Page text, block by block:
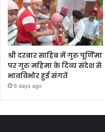
श्री दरबार साहिब में गुरु पूर्णिमा
पर गुरु महिमा के दिव्य संदेश से
भावविभोर हुई संगतें
6 days ago